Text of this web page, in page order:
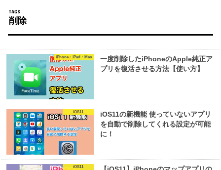
削除
iPhone・iPad・Mac
一度削除したiPhoneのApple純正ア
プリを復活させる方法【使い方】
iOS11
iOS11の新機能 使っていないアプリ
を自動で削除してくれる設定が可能
に！
iOS11